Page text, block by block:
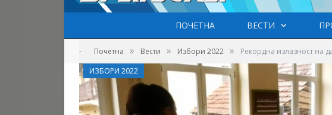
ПОЧЕТНА ВЕСТИ
- Почетна » Вести » Избори 2022 » Рекордна излазност на
ИЗБОРИ 2022